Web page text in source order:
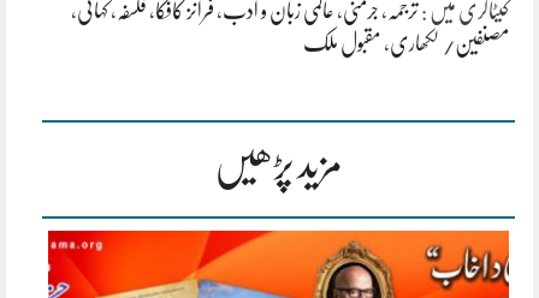
کیٹاگری میں :ترجمہ ، جرمنی، عالمی زبان و ادب، فرانز کافکا، فلسفہ ،کہانی،
مصنفین/ لکھاری، مقبول ملک
مزید پڑھیں